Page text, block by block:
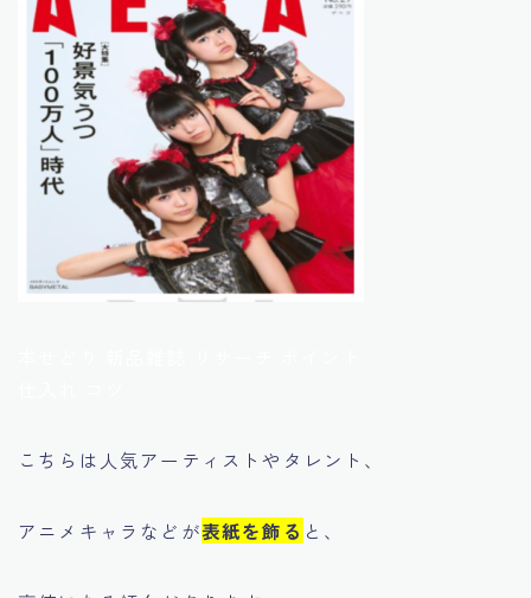
こちらは人気アーティストやタレント、
アニメキャラなどが表紙を飾る と、